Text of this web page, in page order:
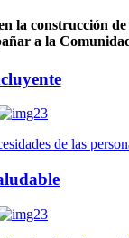
construcción
a la
de las